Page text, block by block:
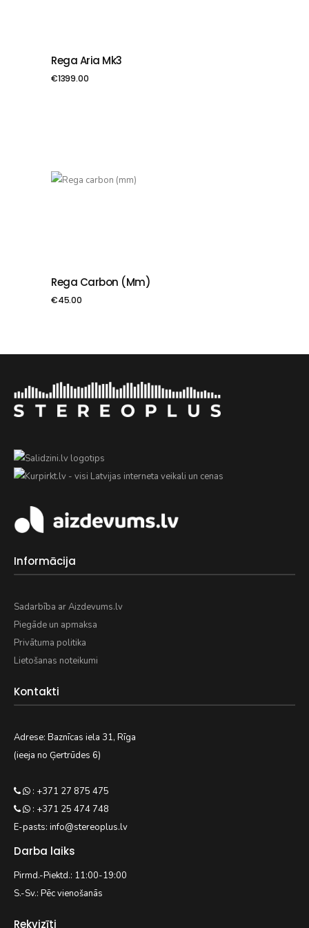
PIEVIENOT GROZAM
Rega Aria Mk3
€1399.00
PIEVIENOT GROZAM
Rega Carbon (mm)
€45.00
Informācija
Sadarbība ar Aizdevums.lv
Piegāde un apmaksa
Privātuma politika
Lietošanas noteikumi
Kontakti
Adrese: Baznīcas iela 31, Rīga
(ieeja no Ģertrūdes 6)
: +371 27 875 475
: +371 25 474 748
E-pasts: info@stereoplus.lv
Darba laiks
Pirmd.-Piektd.: 11:00-19:00
S.-Sv.: Pēc vienošanās
Rekvizīti